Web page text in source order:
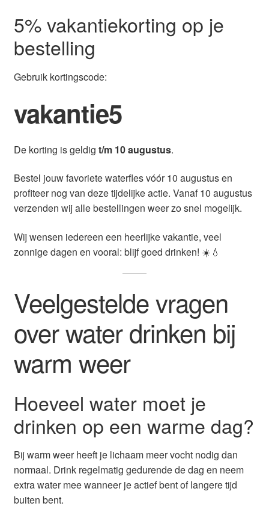
5% vakantiekorting op je
bestelling
Gebruik kortingscode:
vakantie5
De korting is geldig t/m 10 augustus.
Bestel jouw favoriete waterfles vóór 10 augustus en
profiteer nog van deze tijdelijke actie. Vanaf 10 augustus
verzenden wij alle bestellingen weer zo snel mogelijk.
Wij wensen iedereen een heerlijke vakantie, veel
zonnige dagen en vooral: blijf goed drinken! ☀️💧
Veelgestelde vragen
over water drinken bij
warm weer
Hoeveel water moet je
drinken op een warme dag?
Bij warm weer heeft je lichaam meer vocht nodig dan
normaal. Drink regelmatig gedurende de dag en neem
extra water mee wanneer je actief bent of langere tijd
buiten bent.